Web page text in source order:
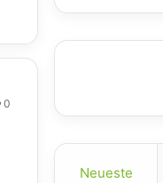
0
Neueste